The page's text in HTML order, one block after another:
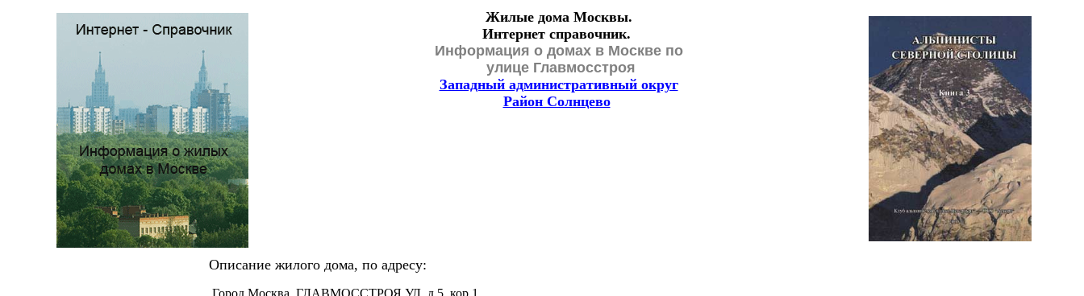
Жилые дома Москвы.
Интернет справочник.
Информация о домах в Москве по
улице Главмосстроя
Западный административный округ
Район Солнцево
Описание жилого дома, по адресу:
Город Москва, ГЛАВМОССТРОЯ УЛ. д.5, кор.1